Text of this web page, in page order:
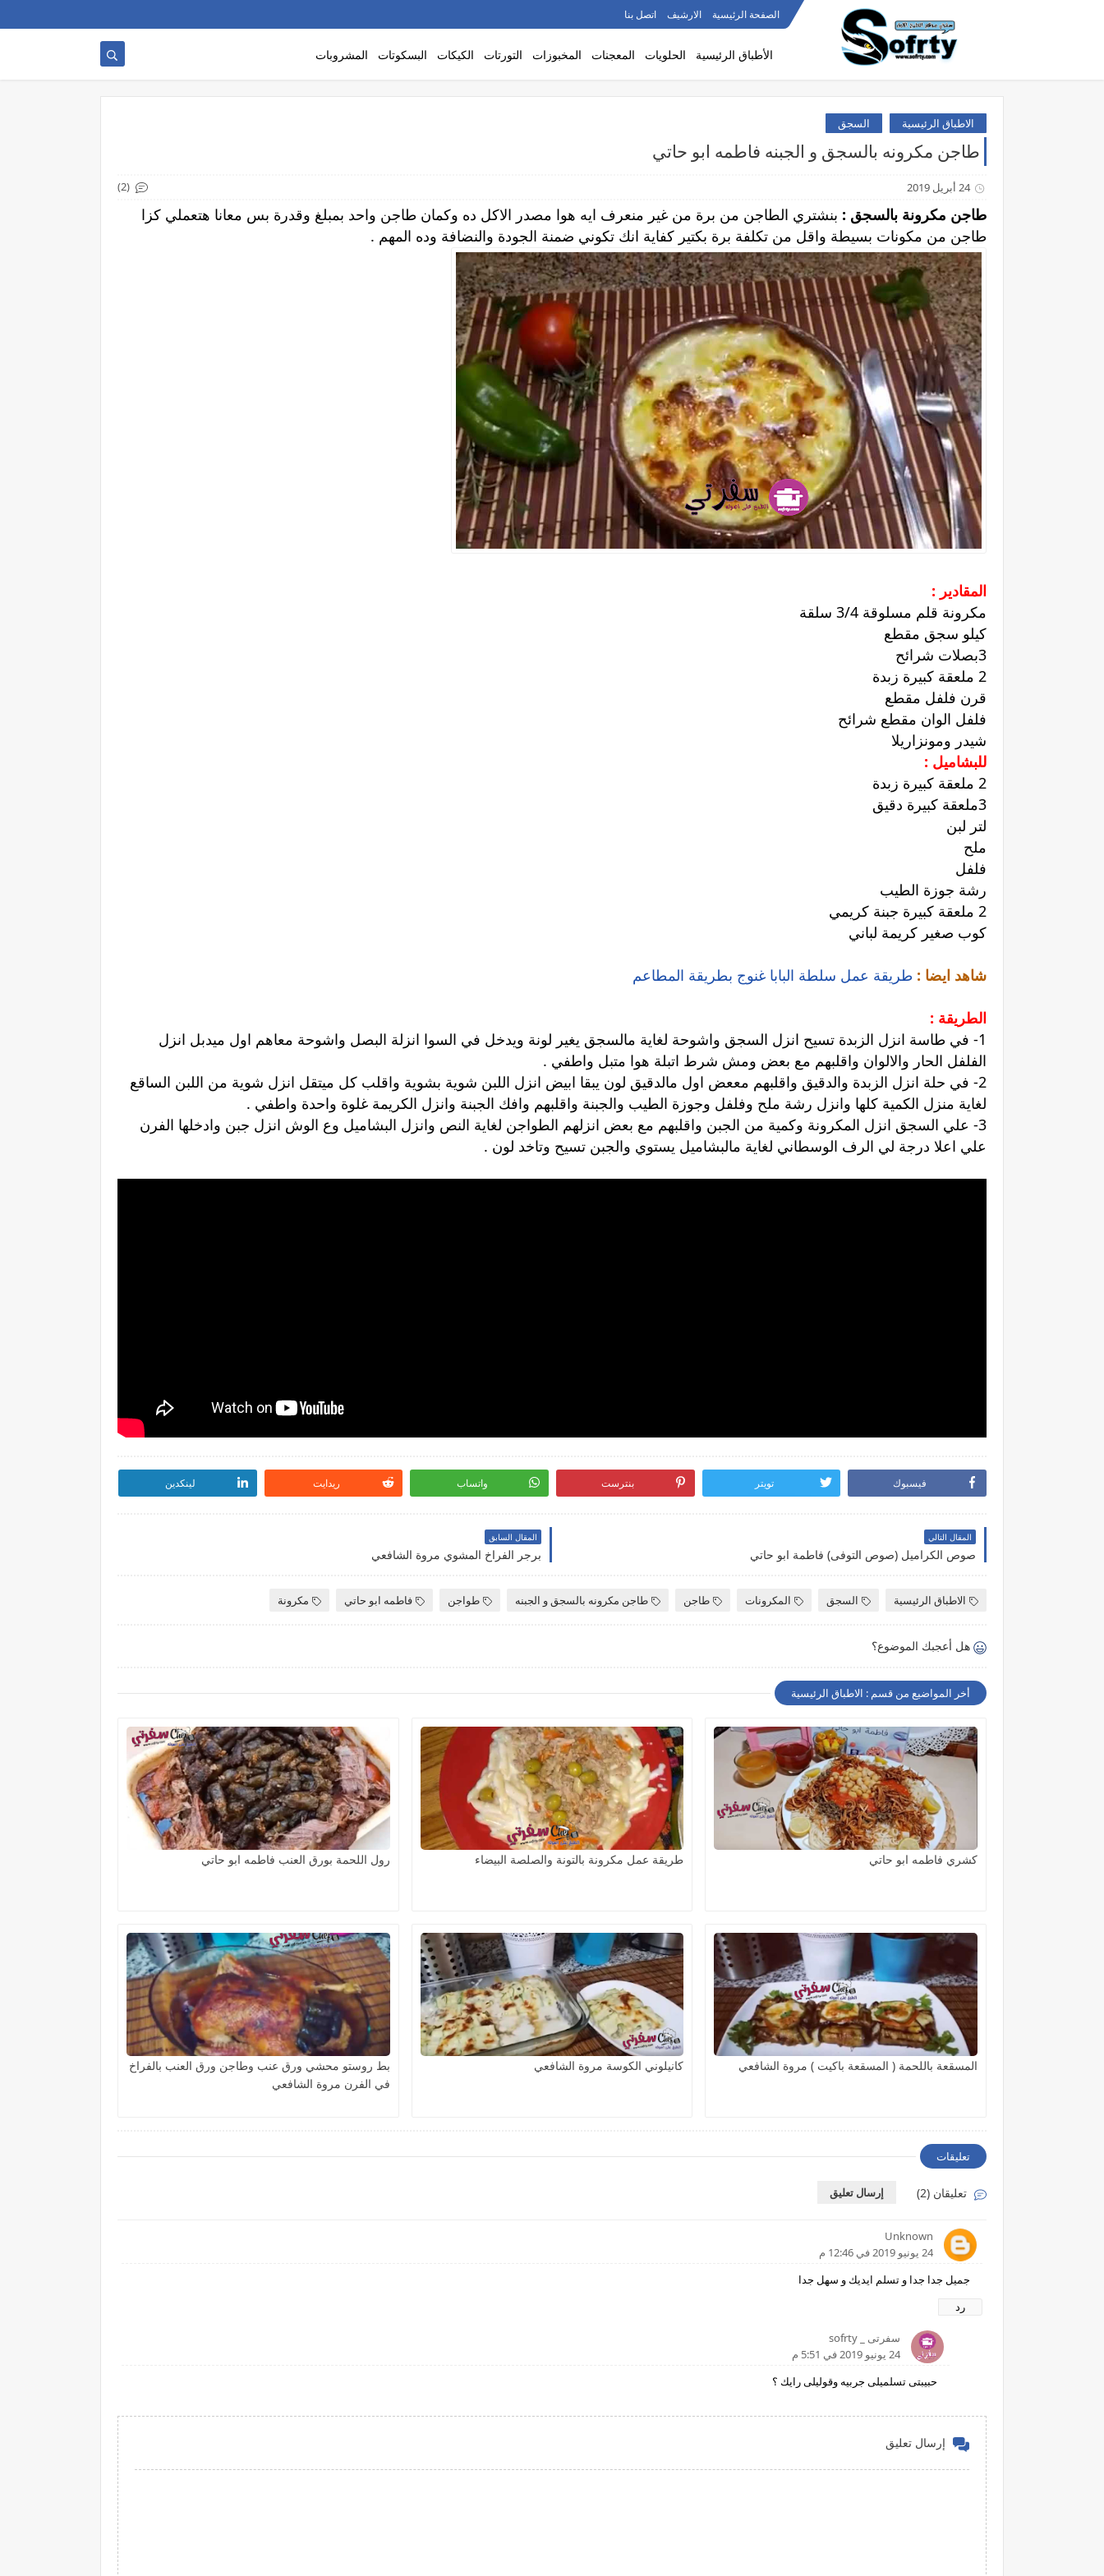
الصفحة الرئيسية الارشيف اتصل بنا
الأطباق الرئيسية الحلويات المعجنات المخبوزات التورتات الكيكات البسكوتات المشروبات
الاطباق الرئيسية السجق
طاجن مكرونه بالسجق و الجبنه فاطمه ابو حاتي
24 أبريل 2019 (2)
طاجن مكرونة بالسجق : بنشتري الطاجن من برة من غير منعرف ايه هوا مصدر الاكل ده وكمان طاجن واحد بمبلغ وقدرة بس معانا هتعملي كزا
طاجن من مكونات بسيطة واقل من تكلفة برة بكتير كفاية انك تكوني ضمنة الجودة والنضافة وده المهم .
المقادير :
مكرونة قلم مسلوقة 3/4 سلقة
كيلو سجق مقطع
3بصلات شرائح
2 ملعقة كبيرة زبدة
قرن فلفل مقطع
فلفل الوان مقطع شرائح
شيدر ومونزاريلا
للبشاميل :
2 ملعقة كبيرة زبدة
3ملعقة كبيرة دقيق
لتر لبن
ملح
فلفل
رشة جوزة الطيب
2 ملعقة كبيرة جبنة كريمي
كوب صغير كريمة لباني
شاهد ايضا : طريقة عمل سلطة البابا غنوج بطريقة المطاعم
الطريقة :
1- في طاسة انزل الزبدة تسيح انزل السجق واشوحة لغاية مالسجق يغير لونة ويدخل في السوا انزلة البصل واشوحة معاهم اول ميدبل انزل
الفلفل الحار والالوان واقلبهم مع بعض ومش شرط اتبلة هوا متبل واطفي .
2- في حلة انزل الزبدة والدقيق واقلبهم مععض اول مالدقيق لون يبقا ابيض انزل اللبن شوية بشوية واقلب كل ميتقل انزل شوية من اللبن الساقع
لغاية منزل الكمية كلها وانزل رشة ملح وفلفل وجوزة الطيب والجبنة واقلبهم وافك الجبنة وانزل الكريمة غلوة واحدة واطفي .
3- علي السجق انزل المكرونة وكمية من الجبن واقلبهم مع بعض انزلهم الطواجن لغاية النص وانزل البشاميل وع الوش انزل جبن وادخلها الفرن
علي اعلا درجة لي الرف الوسطاني لغاية مالبشاميل يستوي والجبن تسيح وتاخد لون .
فيسبوك تويتر بنترست واتساب ريدايت لينكدين
المقال التالي
صوص الكراميل (صوص التوفى) فاطمة ابو حاتي
المقال السابق
برجر الفراخ المشوي مروة الشافعي
الاطباق الرئيسية السجق المكرونات طاجن طاجن مكرونه بالسجق و الجبنه طواجن فاطمه ابو حاتي مكرونة
هل أعجبك الموضوع؟
أخر المواضيع من قسم : الاطباق الرئيسية
كشري فاطمه ابو حاتي طريقة عمل مكرونة بالتونة والصلصة البيضاء رول اللحمة بورق العنب فاطمه ابو حاتي
المسقعة باللحمة ( المسقعة باكيت ) مروة الشافعي كانيلوني الكوسة مروة الشافعي
بط روستو محشي ورق عنب وطاجن ورق العنب بالفراخ
في الفرن مروة الشافعي
تعليقات
تعليقان (2) إرسال تعليق
Unknown
24 يونيو 2019 في 12:46 م
جميل جدا جدا و تسلم ايديك و سهل جدا
رد
سفرتى _ sofrty
24 يونيو 2019 في 5:51 م
حبيبتى تسلميلى جربيه وقوليلى رايك ؟
إرسال تعليق